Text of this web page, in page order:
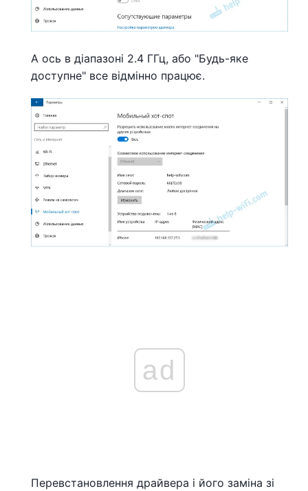
А ось в діапазоні 2.4 ГГц, або "Будь-яке
доступне" все відмінно працює.
ad
Перевстановлення драйвера і його заміна зі